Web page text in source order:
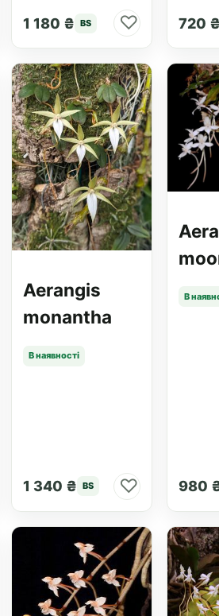
1 180 ₴ BS ♡ 720 ₴
Aerangis
monantha
В наявності
1 340 ₴ BS ♡
В
980